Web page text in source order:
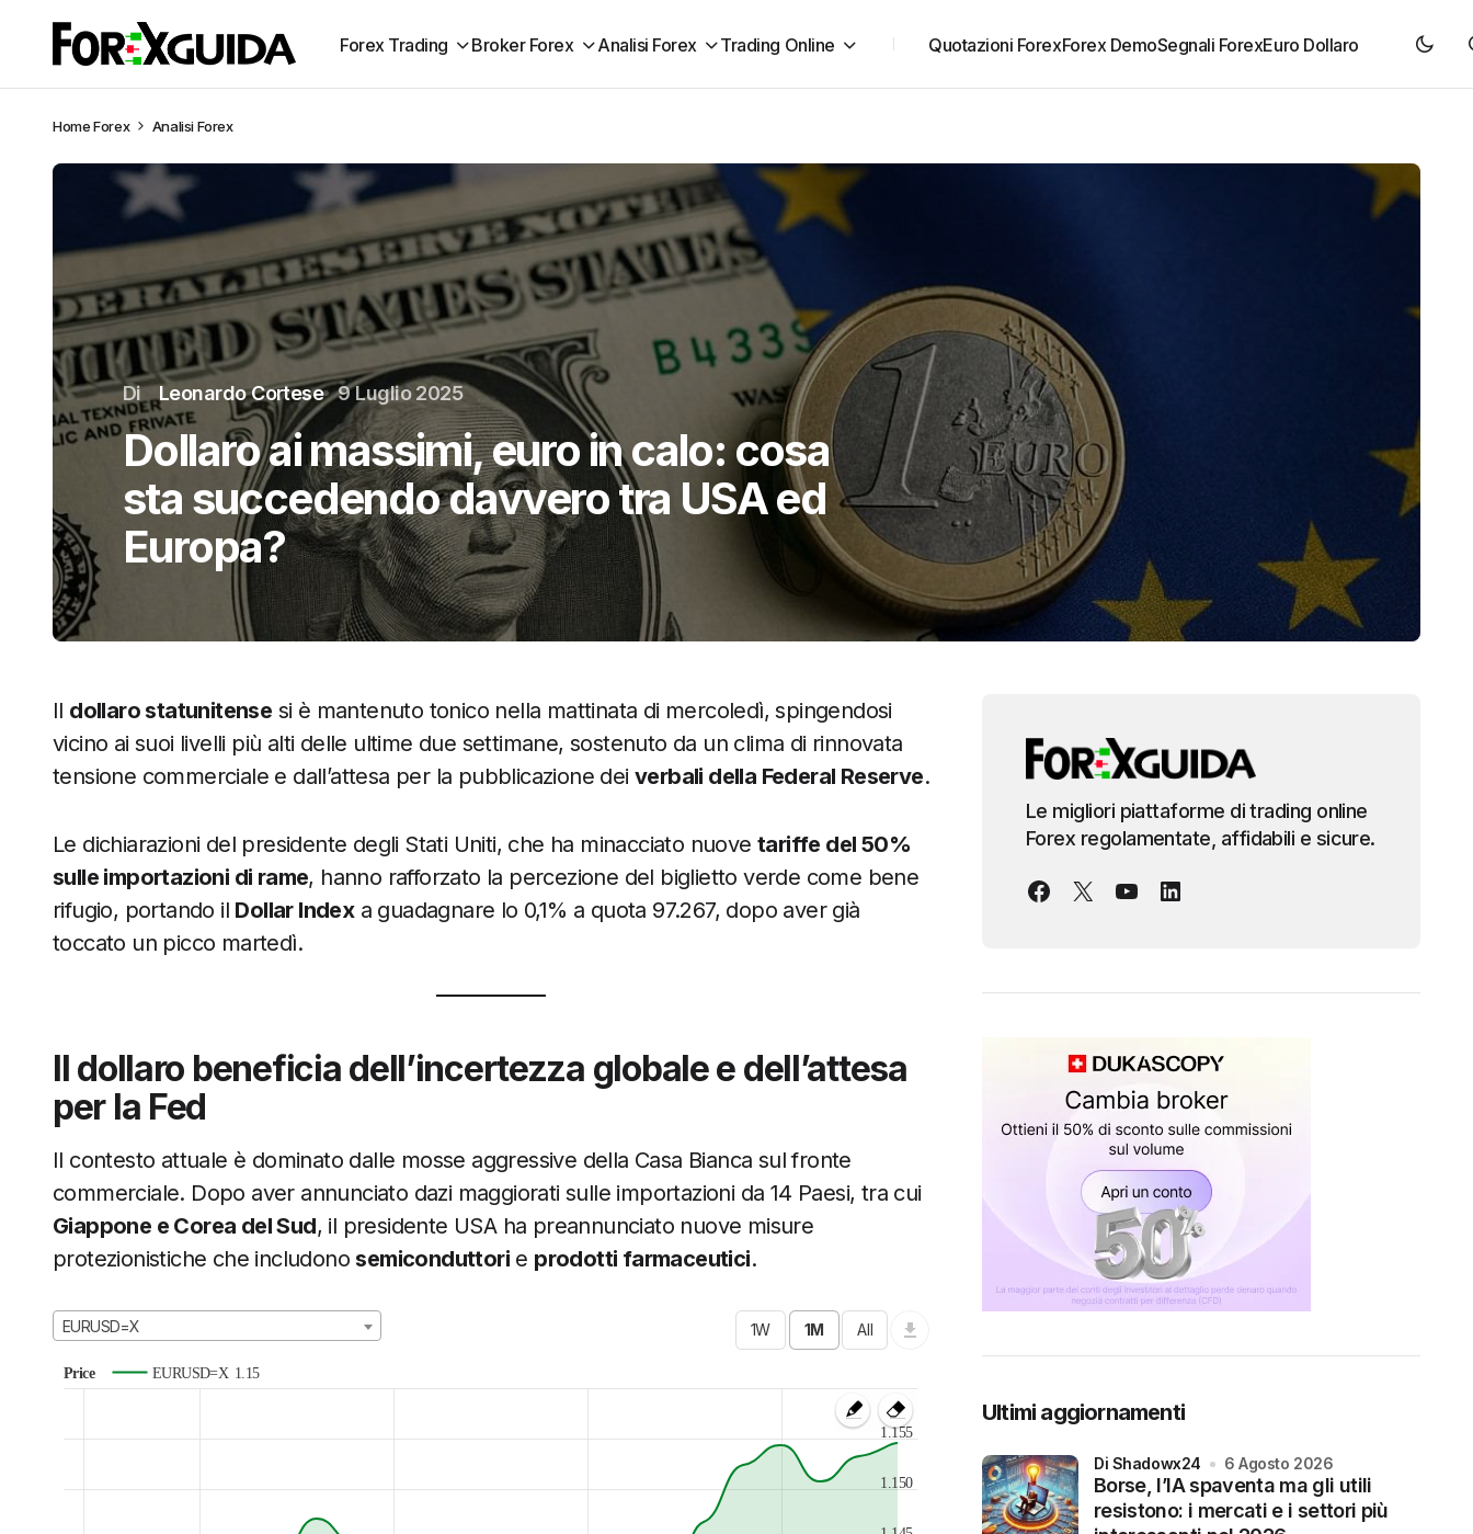
Forex Trading Broker Forex Analisi Forex Trading Online Quotazioni ForexForex DemoSegnali ForexEuro Dollaro
HomeForex Analisi Forex
Di Leonardo Cortese 9 Luglio 2025
Dollaro ai massimi, euro in calo: cosa
sta succedendo davvero tra USA ed
Europa?
Il dollaro statunitense si è mantenuto tonico nella mattinata di mercoledì, spingendosi
vicino ai suoi livelli più alti delle ultime due settimane, sostenuto da un clima di rinnovata
tensione commerciale e dall’attesa per la pubblicazione dei verbali della Federal Reserve.
Le dichiarazioni del presidente degli Stati Uniti, che ha minacciato nuove tariffe del 50%
sulle importazioni di rame, hanno rafforzato la percezione del biglietto verde come bene
rifugio, portando il Dollar Indexa guadagnare lo 0,1% a quota 97.267, dopo aver già
toccato un picco martedì.
Il dollaro beneficia dell’incertezza globale e dell’attesa
per la Fed
Il contesto attuale è dominato dalle mosse aggressive della Casa Bianca sul fronte
commerciale. Dopo aver annunciato dazi maggiorati sulle importazioni da 14 Paesi, tra cui
Giappone e Corea del Sud, il presidente USA ha preannunciato nuove misure
protezionistiche che includono semiconduttori e prodotti farmaceutici.
EURUSD=X
Price EURUSD=X 1.15
1.150
1.155
Le migliori piattaforme di trading online
Forex regolamentate, affidabili e sicure.
Ultimi aggiornamenti
Borse, l’IA spaventa ma gli utili
resistono: i mercati e i settori più
di Shadowx24 6 Agosto 2026